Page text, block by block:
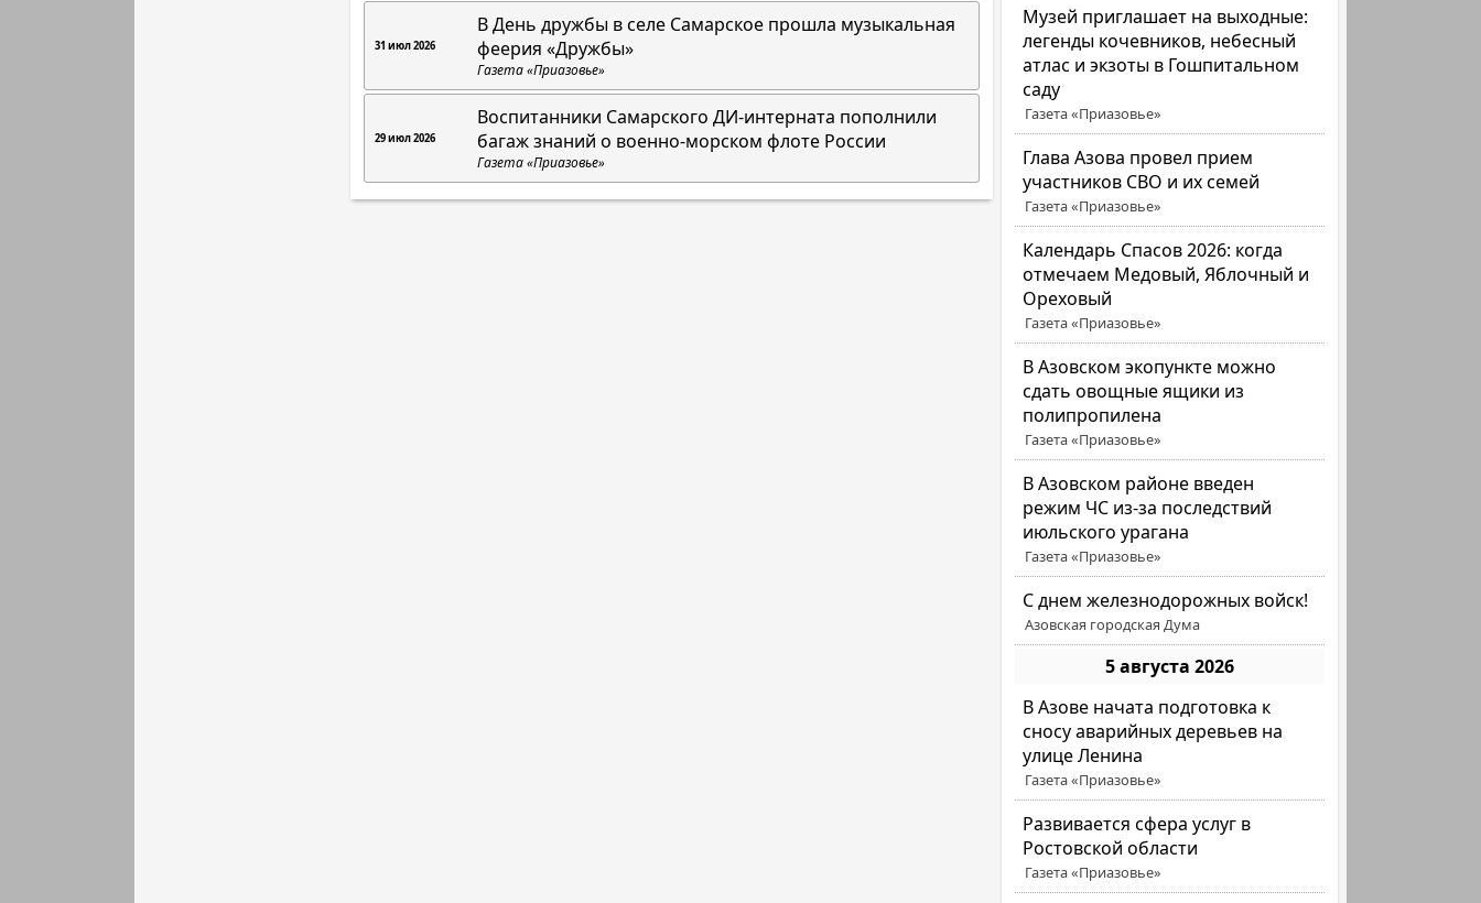
Музей приглашает на выходные:
легенды кочевников, небесный
атлас и экзоты в Гошпитальном
саду
Газета «Приазовье»
Глава Азова провел прием
участников СВО и их семей
Газета «Приазовье»
Календарь Спасов 2026: когда
отмечаем Медовый, Яблочный и
Ореховый
Газета «Приазовье»
В Азовском экопункте можно
сдать овощные ящики из
полипропилена
Газета «Приазовье»
В Азовском районе введен
режим ЧС из-за последствий
июльского урагана
Газета «Приазовье»
С днем железнодорожных войск!
Азовская городская Дума
5 августа 2026
В Азове начата подготовка к
сносу аварийных деревьев на
улице Ленина
Газета «Приазовье»
Развивается сфера услуг в
Ростовской области
Газета «Приазовье»
31 июл 2026
В День дружбы в селе Самарское прошла музыкальная
феерия «Дружбы»
Газета «Приазовье»
29 июл 2026
Воспитанники Самарского ДИ-интерната пополнили
багаж знаний о военно-морском флоте России
Газета «Приазовье»